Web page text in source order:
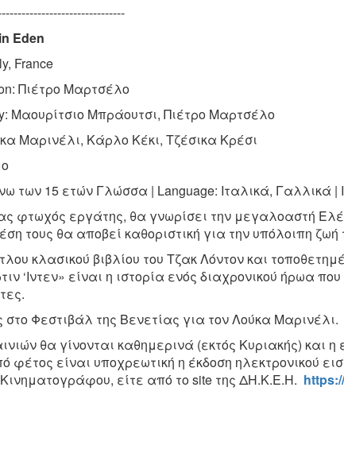
Eden
France
Πιέτρο Μαρτσέλο
Μαουρίτσιο Μπράουτσι, Πιέτρο Μαρτσέλο
Μαρινέλι, Κάρλο Κέκι, Τζέσικα Κρέσι
των 15 ετών Γλώσσα | Language: Ιταλικά, Γαλλικά |
φτωχός εργάτης, θα γνωρίσει την μεγαλοαστή
τους θα αποβεί καθοριστική για την υπόλοιπη ζωή
κλασικού βιβλίου του Τζακ Λόντον και
‘Ιντεν» είναι η ιστορία ενός διαχρονικού ήρωα
Φεστιβάλ της Βενετίας για τον Λούκα Μαρινέλι.
θα γίνονται καθημερινά (εκτός Κυριακής) και η
φέτος είναι υποχρεωτική η έκδοση ηλεκτρονικού
είτε από το site της ΔΗ.Κ.Ε.Η.